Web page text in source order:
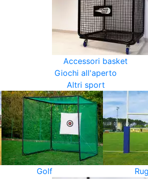
Accessori basket
Giochi all'aperto
Altri sport
Golf